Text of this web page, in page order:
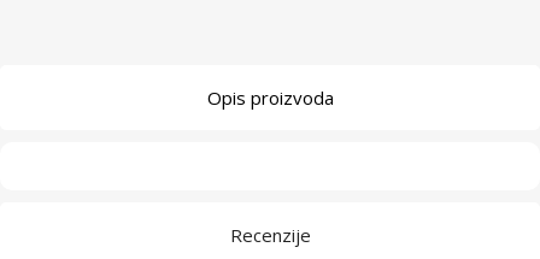
Opis proizvoda
Recenzije